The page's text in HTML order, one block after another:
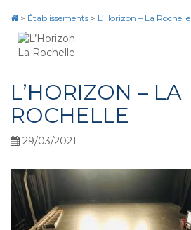
> Établissements > L’Horizon – La Rochelle
L’HORIZON – LA
ROCHELLE
29/03/2021